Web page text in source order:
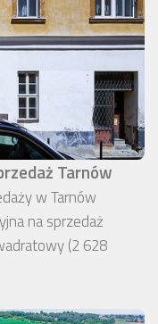
Tarnów
w Tarnów
na sprzedaż
(2 628